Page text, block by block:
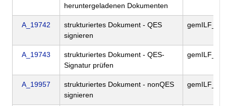
heruntergeladenen Dokumenten
A_19742
strukturiertes Dokument - QES
signieren
A_19743
strukturiertes Dokument - QES-
Signatur prüfen
A_19957
strukturiertes Dokument - nonQES
signieren